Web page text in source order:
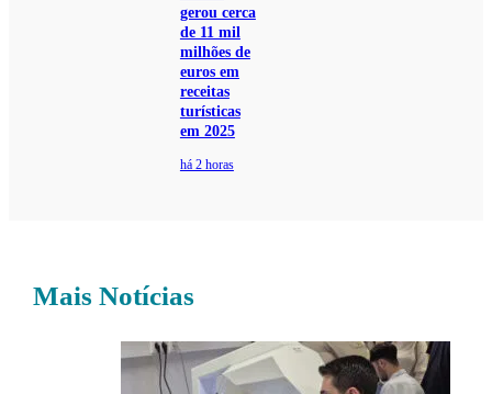
gerou cerca
de 11 mil
milhões de
euros em
receitas
turísticas
em 2025
há 2 horas
Mais Notícias